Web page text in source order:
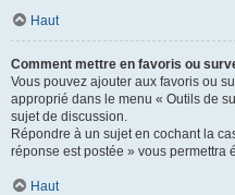
Haut
Comment mettre en favoris ou
Vous pouvez ajouter aux favoris ou
approprié dans le menu « Outils de
sujet de discussion.
Répondre à un sujet en cochant la
réponse est postée » vous permettra
Haut